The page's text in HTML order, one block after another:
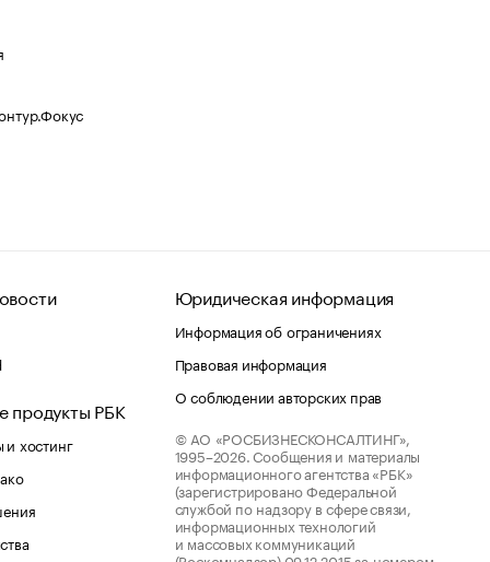
продукты РБК
хостинг
Юридическая информация
Информация об ограничениях
Правовая информация
О соблюдении авторских прав
© АО «РОСБИЗНЕСКОНСАЛТИНГ»,
1995–2026. Сообщения и материалы
информационного агентства «РБК»
(зарегистрировано Федеральной
службой по надзору в сфере связи,
информационных технологий
и массовых коммуникаций